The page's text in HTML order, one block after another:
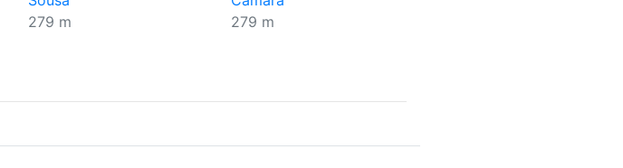
279 m
279 m